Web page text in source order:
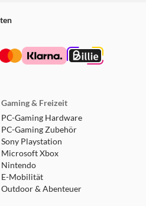
Gaming & Freizeit
PC-Gaming Hardware
PC-Gaming Zubehör
Sony Playstation
Microsoft Xbox
Nintendo
E-Mobilität
Outdoor & Abenteuer